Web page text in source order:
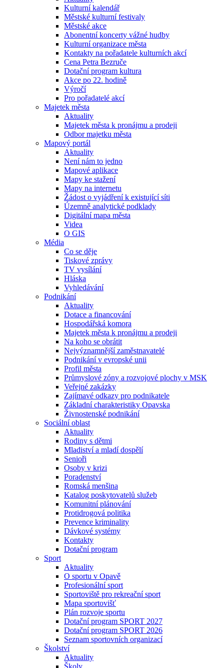
Kulturní kalendář
Městské kulturní festivaly
Městské akce
Abonentní koncerty vážné hudby
Kulturní organizace města
Kontakty na pořadatele kulturních akcí
Cena Petra Bezruče
Dotační program kultura
Akce po 22. hodině
Výročí
Pro pořadatelé akcí
Majetek města
Aktuality
Majetek města k pronájmu a prodeji
Odbor majetku města
Mapový portál
Aktuality
Není nám to jedno
Mapové aplikace
Mapy ke stažení
Mapy na internetu
Žádost o vyjádření k existující síti
Územně analytické podklady
Digitální mapa města
Videa
O GIS
Média
Co se děje
Tiskové zprávy
TV vysílání
Hláska
Vyhledávání
Podnikání
Aktuality
Dotace a financování
Hospodářská komora
Majetek města k pronájmu a prodeji
Na koho se obrátit
Nejvýznamnější zaměstnavatelé
Podnikání v evropské unii
Profil města
Průmyslové zóny a rozvojové plochy v MSK
Veřejné zakázky
Zajímavé odkazy pro podnikatele
Základní charakteristiky Opavska
Živnostenské podnikání
Sociální oblast
Aktuality
Rodiny s dětmi
Mladiství a mladí dospělí
Senioři
Osoby v krizi
Poradenství
Romská menšina
Katalog poskytovatelů služeb
Komunitní plánování
Protidrogová politika
Prevence kriminality
Dávkové systémy
Kontakty
Dotační program
Sport
Aktuality
O sportu v Opavě
Profesionální sport
Sportoviště pro rekreační sport
Mapa sportovišť
Plán rozvoje sportu
Dotační program SPORT 2027
Dotační program SPORT 2026
Seznam sportovních organizací
Školství
Aktuality